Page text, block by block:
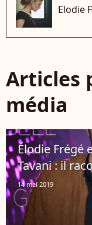
Elodie
Articles
média
Élodie Frégé
Tavani : il
14 mai 2019